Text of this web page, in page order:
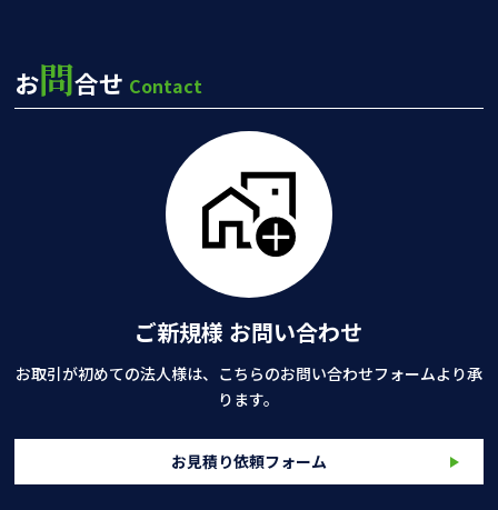
お問合せ Contact
ご新規様 お問い合わせ
お取引が初めての法人様は、こちらのお問い合わせフォームより承
ります。
お見積り依頼フォーム